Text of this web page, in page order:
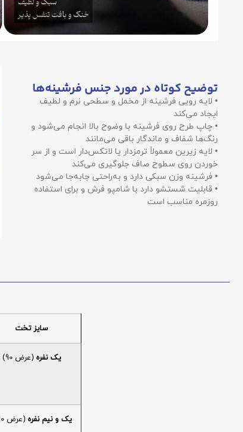
توضیح کوتاه در مورد جنس فرشینه‌ها
• لایه رویی فرشینه از مخمل و سطحی نرم و لطیف
ایجاد می‌کند
• چاپ طرح روی فرشینه با وضوح بالا انجام می‌شود و
رنگ‌ها شفاف و ماندگار باقی می‌مانند
• لایه زیرین معمولاً ترمزدار یا لاتکس‌دار است و از سر
خوردن روی سطوح صاف جلوگیری می‌کند
• فرشینه وزن سبکی دارد و به‌راحتی جابه‌جا می‌شود
• قابلیت شستشو دارد با شامپو فرش و برای استفاده
روزمره مناسب است
سایز تخت
یک نفره (عرض 90)
یک و نیم نفره (عرض 120)